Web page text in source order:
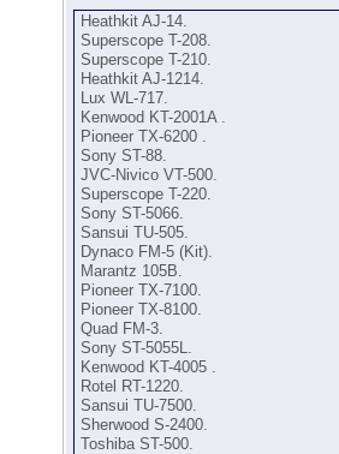
Heathkit AJ-14.
Superscope T-208.
Superscope T-210.
Heathkit AJ-1214.
Lux WL-717.
Kenwood KT-2001A .
Pioneer TX-6200 .
Sony ST-88.
JVC-Nivico VT-500.
Superscope T-220.
Sony ST-5066.
Sansui TU-505.
Dynaco FM-5 (Kit).
Marantz 105B.
Pioneer TX-7100.
Pioneer TX-8100.
Quad FM-3.
Sony ST-5055L.
Kenwood KT-4005 .
Rotel RT-1220.
Sansui TU-7500.
Sherwood S-2400.
Toshiba ST-500.